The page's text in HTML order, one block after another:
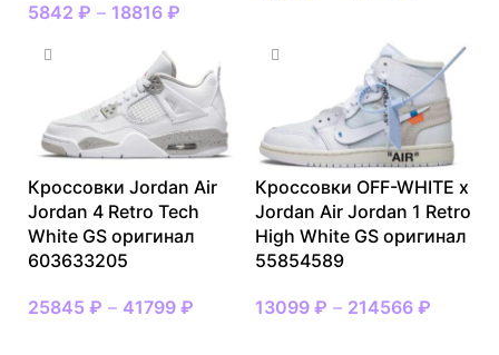
5842 ₽ – 18816 ₽
Кроссовки Jordan Air
Jordan 4 Retro Tech
White GS оригинал
603633205
25845 ₽ – 41799 ₽
Кроссовки OFF-WHITE x
Jordan Air Jordan 1 Retro
High White GS оригинал
55854589
13099 ₽ – 214566 ₽